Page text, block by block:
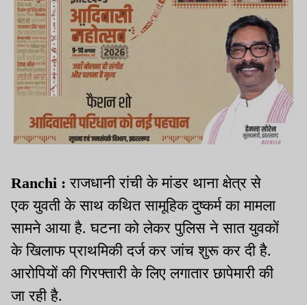
Ranchi :राजधानी रांची के मांडर थाना क्षेत्र से
एक युवती के साथ कथित सामूहिक दुष्कर्म का मामला
सामने आया है. घटना को लेकर पुलिस ने सात युवकों
के खिलाफ प्राथमिकी दर्ज कर जांच शुरू कर दी है.
आरोपियों की गिरफ्तारी के लिए लगातार छापेमारी की
जा रही है.